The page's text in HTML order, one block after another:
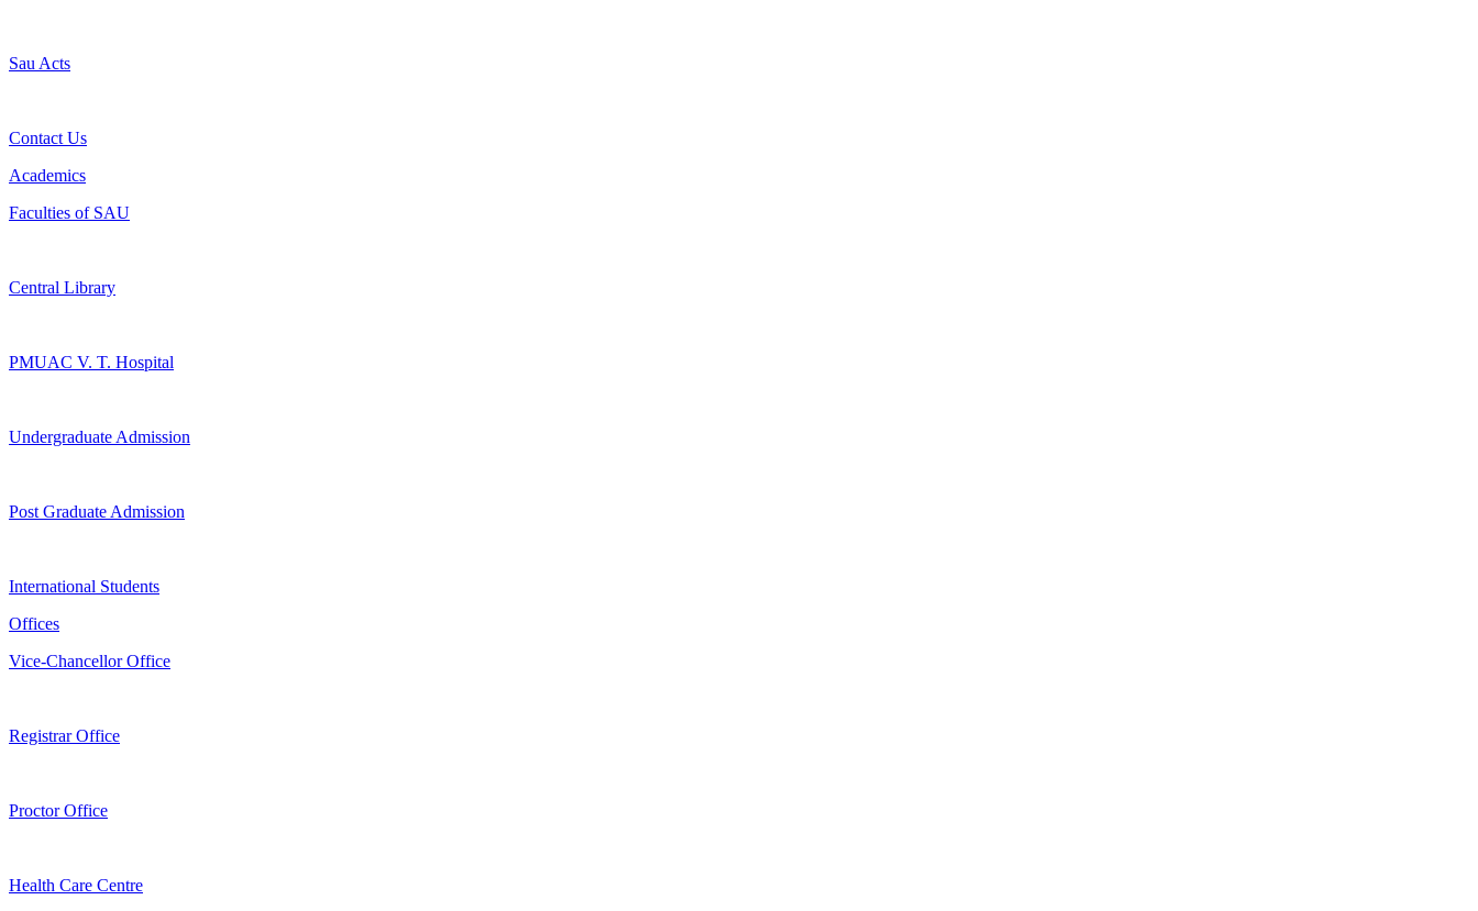
Sau Acts
Contact Us
Academics
Faculties of SAU
Central Library
PMUAC V. T. Hospital
Undergraduate Admission
Post Graduate Admission
International Students
Offices
Vice-Chancellor Office
Registrar Office
Proctor Office
Health Care Centre